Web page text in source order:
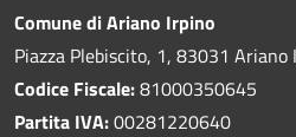
Comune di Ariano Irpino
Piazza Plebiscito, 1, 83031 Ariano
Codice Fiscale:81000350645
Partita IVA:00281220640